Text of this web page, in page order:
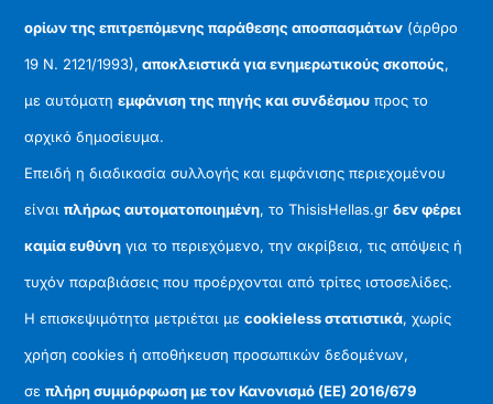
ορίων της επιτρεπόμενης παράθεσης αποσπασμάτων (άρθρο
19 Ν. 2121/1993), αποκλειστικά για ενημερωτικούς σκοπούς,
με αυτόματηεμφάνιση της πηγής και συνδέσμου προς το
αρχικό δημοσίευμα.
Επειδή η διαδικασία συλλογής και εμφάνισης περιεχομένου
είναιπλήρως αυτοματοποιημένη, το ThisisHellas.grδεν φέρει
καμία ευθύνη για το περιεχόμενο, την ακρίβεια, τις απόψεις ή
τυχόν παραβιάσεις που προέρχονται από τρίτες ιστοσελίδες.
Η επισκεψιμότητα μετριέται μεcookieless στατιστικά, χωρίς
χρήση cookies ή αποθήκευση προσωπικών δεδομένων,
σεπλήρη συμμόρφωση με τον Κανονισμό (ΕΕ) 2016/679